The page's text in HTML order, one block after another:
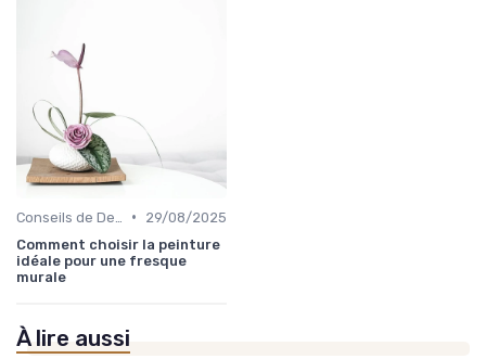
•
29/08/2025
Comment choisir la peinture
idéale pour une fresque
murale
À lire aussi